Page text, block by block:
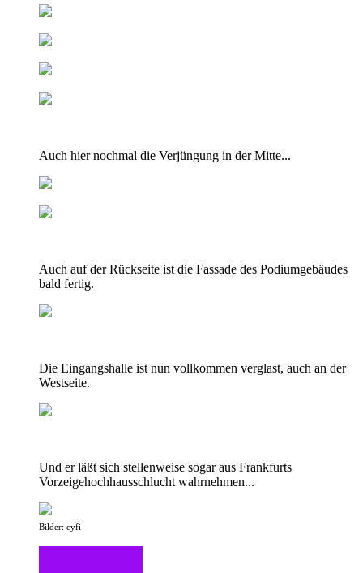
Auch hier nochmal die Verjüngung in der Mitte...
Auch auf der Rückseite ist die Fassade des Podiumgebäudes
bald fertig.
Die Eingangshalle ist nun vollkommen verglast, auch an der
Westseite.
Und er läßt sich stellenweise sogar aus Frankfurts
Vorzeigehochhausschlucht wahrnehmen...
Bilder: cyfi